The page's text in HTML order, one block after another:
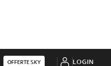
OFFERTE SKY LOGIN